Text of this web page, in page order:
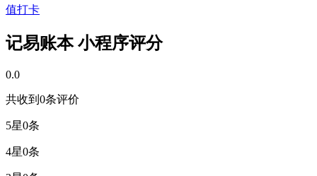
值打卡
记易账本 小程序评分
0.0
共收到0条评价
5星0条
4星0条